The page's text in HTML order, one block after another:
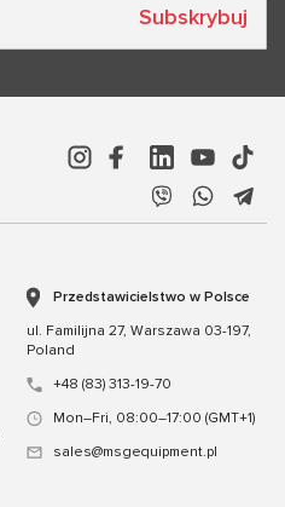
Subskrybuj
Przedstawicielstwo w Polsce
ul. Familijna 27, Warszawa 03-197,
Poland
+48 (83) 313-19-70
Mon–Fri, 08:00–17:00 (GMT+1)
sales@msgequipment.pl